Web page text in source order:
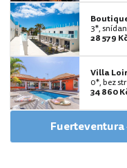
3*,
28 579 Kč
Villa
0*, bez
34 860